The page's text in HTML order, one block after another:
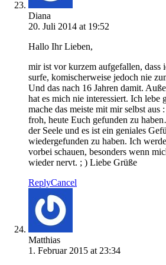
Diana
20. Juli 2014 at 19:52
Hallo Ihr Lieben,
mir ist vor kurzem aufgefallen, dass
surfe, komischerweise jedoch nie
Und das nach 16 Jahren damit.
hat es mich nie interessiert. Ich lebe
mache das meiste mit mir selbst aus
froh, heute Euch gefunden zu
der Seele und es ist ein geniales
wiedergefunden zu haben. Ich
vorbei schauen, besonders wenn
wieder nervt. ; ) Liebe Grüße
ReplyCancel
Matthias
1. Februar 2015 at 23:34